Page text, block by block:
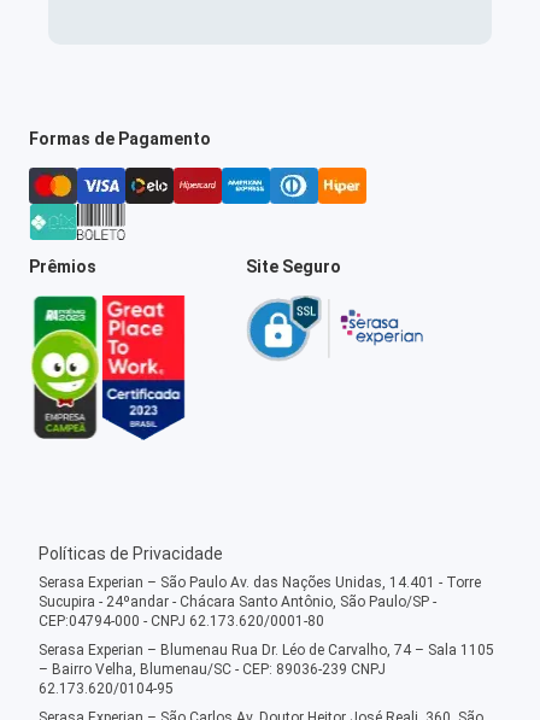
Formas de Pagamento
Prêmios Site Seguro
Políticas de Privacidade
Serasa Experian – São Paulo Av. das Nações Unidas, 14.401 - Torre
Sucupira - 24ºandar - Chácara Santo Antônio, São Paulo/SP -
CEP:04794-000 - CNPJ 62.173.620/0001-80
Serasa Experian – Blumenau Rua Dr. Léo de Carvalho, 74 – Sala 1105
– Bairro Velha, Blumenau/SC - CEP: 89036-239 CNPJ
62.173.620/0104-95